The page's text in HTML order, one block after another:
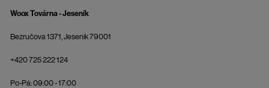
Woox Továrna - Jeseník
Bezručova 1371, Jeseník 79001
+420 725 222 124
Po-Pá: 09:00 - 17:00